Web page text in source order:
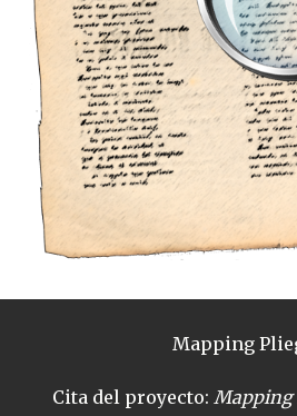
Mapping
Cita del proyecto: Mapping